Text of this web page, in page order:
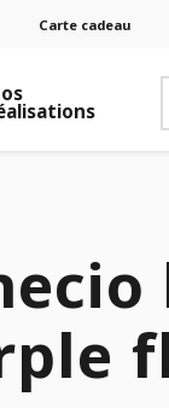
Carte cadeau